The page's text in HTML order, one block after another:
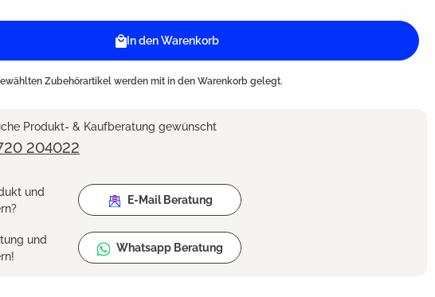
In den Warenkorb
Zubehörartikel werden mit in den Warenkorb gelegt.
Produkt- & Kaufberatung gewünscht
204022
und
E-Mail Beratung
und
Whatsapp Beratung